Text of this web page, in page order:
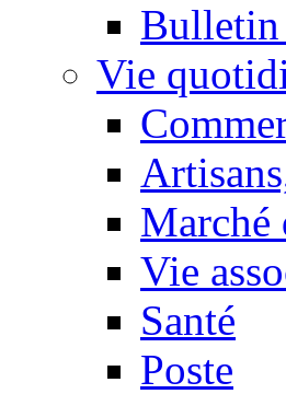
Vie
Marché
Vie
Santé
Poste